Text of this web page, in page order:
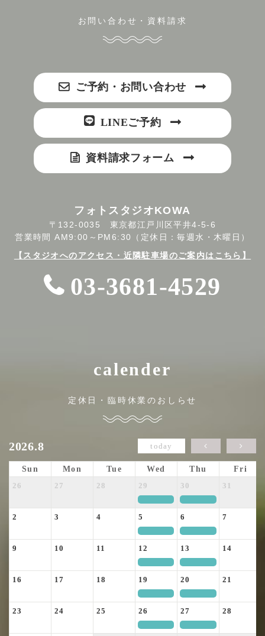
お問い合わせ・資料請求
ご予約・お問い合わせ
LINEご予約
資料請求フォーム
フォトスタジオKOWA
〒132-0035 東京都江戸川区平井4-5-6
営業時間 AM9:00～PM6:30（定休日：毎週水・木曜日）
【スタジオへのアクセス・近隣駐車場のご案内はこちら】
03-3681-4529
calender
定休日・臨時休業のおしらせ
2026.8 today
Sun Mon Tue Wed Thu
Fri
26
27 28 29 30 31
2 3 4 5 6 7
9 10 11 12 13 14
16 17 18 19 20 21
23 24 25 26 27 28